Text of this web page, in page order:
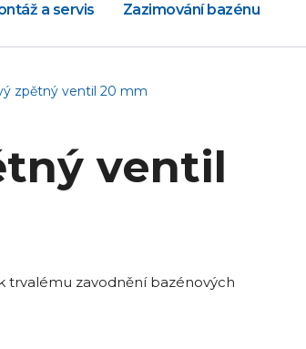
a servis Zazimování bazénu
zpětný ventil 20 mm
ventil
trvalému zavodnění bazénových